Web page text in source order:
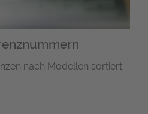
nach Modellen sortiert.